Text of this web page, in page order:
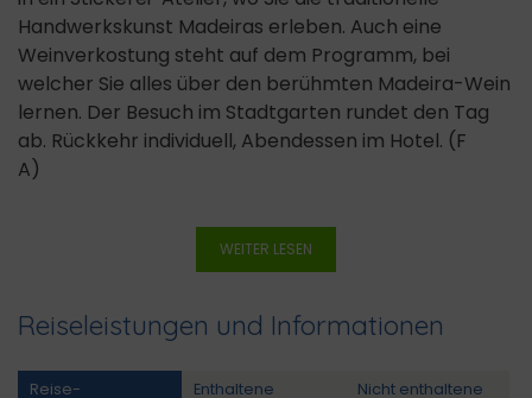
Handwerkskunst Madeiras erleben. Auch eine
Weinverkostung steht auf dem Programm, bei
welcher Sie alles über den berühmten Madeira-Wein
lernen. Der Besuch im Stadtgarten rundet den Tag
ab. Rückkehr individuell, Abendessen im Hotel. (F
A)
WEITER LESEN
Reiseleistungen und Informationen
Reise­ Enthaltene Nicht enthaltene